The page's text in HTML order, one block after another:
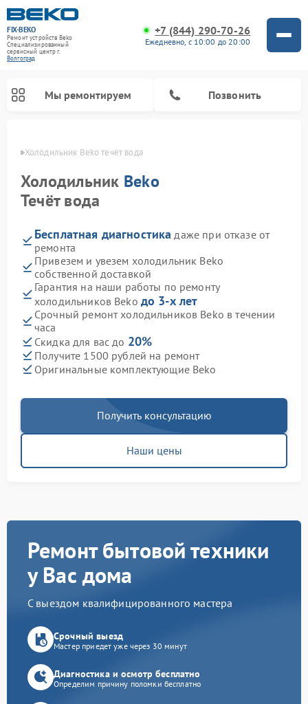
FIX-BEKO
Ремонт устройств Beko
Специализированный
cервисный центр г.
Волгоград
+7 (844) 290-70-26
Ежедневно, с 10:00 до 20:00
Мы ремонтируем Позвонить
Холодильник Beko течёт вода
Холодильник Beko
Течёт вода
Бесплатная диагностика даже при отказе от
ремонта
Привезем и увезем холодильник Beko
собственной доставкой
Гарантия на наши работы по ремонту
холодильников Beko до 3-х лет
Срочный ремонт холодильников Beko в течении
часа
Скидка для вас до 20%
Получите 1500 рублей на ремонт
Оригинальные комплектующие Beko
Получить консультацию
Наши цены
Ремонт бытовой техники
у Вас дома
С выездом квалифицированного мастера
Срочный выезд
Мастер приедет уже через 30 минут
Диагностика и осмотр бесплатно
Определим причину поломки бесплатно